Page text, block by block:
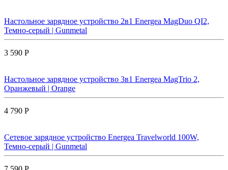
Настольное зарядное устройство 2в1 Energea MagDuo QI2,
Темно-серый | Gunmetal
3 590 Р
Настольное зарядное устройство 3в1 Energea MagTrio 2,
Оранжевый | Orange
4 790 Р
Сетевое зарядное устройство Energea Travelworld 100W,
Темно-серый | Gunmetal